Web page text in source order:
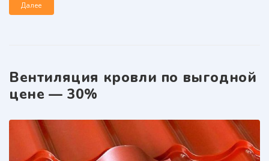
Далее
Вентиляция кровли по выгодной
цене — 30%